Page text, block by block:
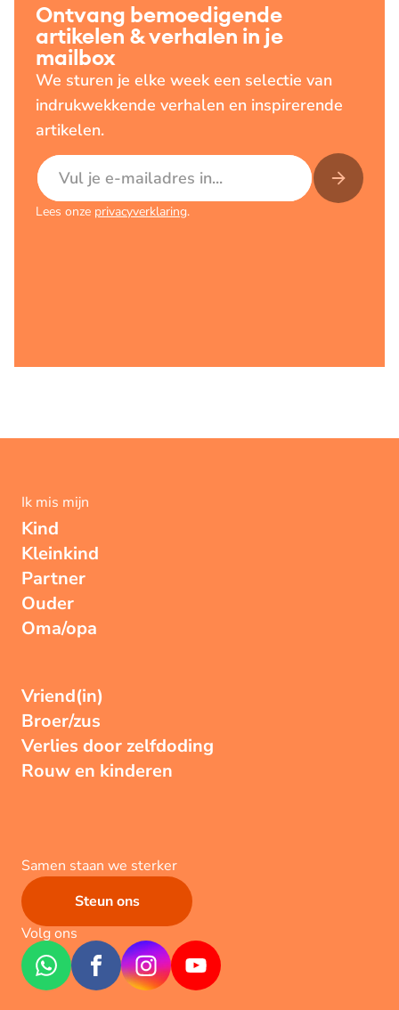
Ontvang bemoedigende
artikelen & verhalen in je
mailbox
We sturen je elke week een selectie van
indrukwekkende verhalen en inspirerende
artikelen.
E-mailadres
Lees onze privacyverklaring.
Ik mis mijn
Kind
Kleinkind
Partner
Ouder
Oma/opa
Vriend(in)
Broer/zus
Verlies door zelfdoding
Rouw en kinderen
Samen staan we sterker
Steun ons
Volg ons